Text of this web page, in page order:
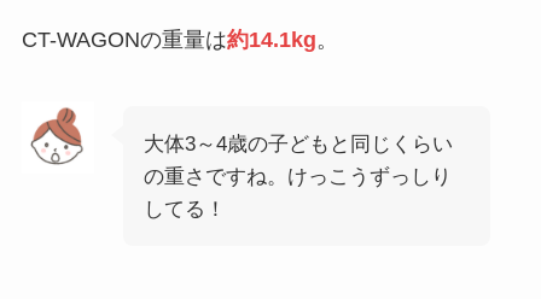
CT-WAGONの重量は約14.1kg。
大体3～4歳の子どもと同じくらい
の重さですね。けっこうずっしり
してる！